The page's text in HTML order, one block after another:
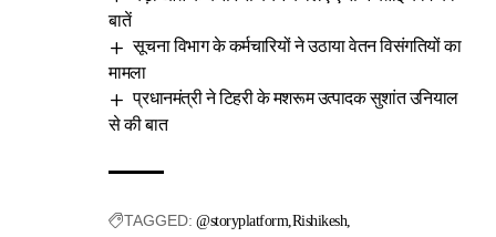
बातें
सूचना विभाग के कर्मचारियों ने उठाया वेतन विसंगतियों का
मामला
प्रधानमंत्री ने टिहरी के मशरूम उत्पादक सुशांत उनियाल
से की बात
TAGGED: @storyplatform Rishikesh